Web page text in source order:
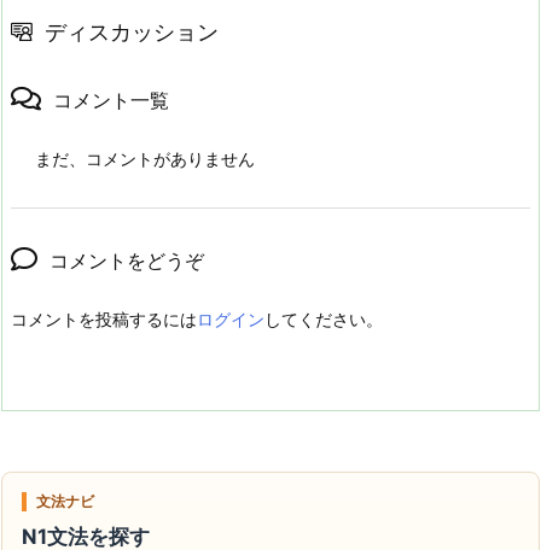
ディスカッション
コメント一覧
まだ、コメントがありません
コメントをどうぞ
コメントを投稿するにはログイン してください。
文法ナビ
N1文法を探す